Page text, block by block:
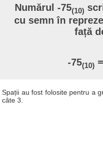
Numărul -75(10)
cu semn în
față
-75(10) =
Spații au fost folosite pentru a
câte 3.